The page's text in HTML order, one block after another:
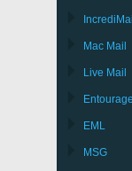
Mac Mail
Live Mail
Entourage
EML
MSG